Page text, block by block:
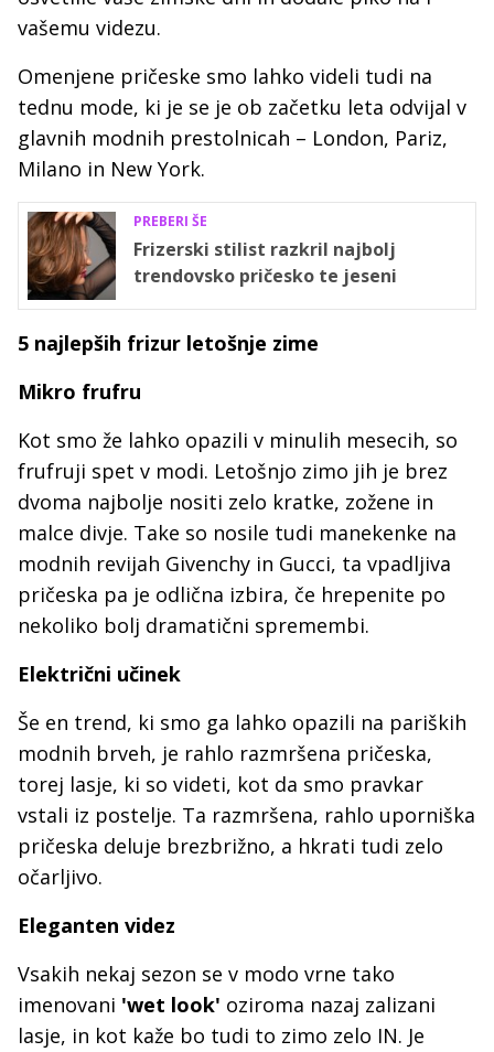
vašemu videzu.
Omenjene pričeske smo lahko videli tudi na
tednu mode, ki je se je ob začetku leta odvijal v
glavnih modnih prestolnicah – London, Pariz,
Milano in New York.
PREBERI ŠE
Frizerski stilist razkril najbolj
trendovsko pričesko te jeseni
5 najlepših frizur letošnje zime
Mikro frufru
Kot smo že lahko opazili v minulih mesecih, so
frufruji spet v modi. Letošnjo zimo jih je brez
dvoma najbolje nositi zelo kratke, zožene in
malce divje. Take so nosile tudi manekenke na
modnih revijah Givenchy in Gucci, ta vpadljiva
pričeska pa je odlična izbira, če hrepenite po
nekoliko bolj dramatični spremembi.
Električni učinek
Še en trend, ki smo ga lahko opazili na pariških
modnih brveh, je rahlo razmršena pričeska,
torej lasje, ki so videti, kot da smo pravkar
vstali iz postelje. Ta razmršena, rahlo uporniška
pričeska deluje brezbrižno, a hkrati tudi zelo
očarljivo.
Eleganten videz
Vsakih nekaj sezon se v modo vrne tako
imenovani 'wet look' oziroma nazaj zalizani
lasje, in kot kaže bo tudi to zimo zelo IN. Je